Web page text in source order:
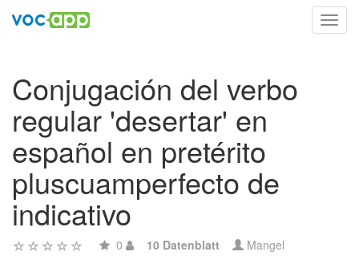
Conjugación del verbo
regular 'desertar' en
español en pretérito
pluscuamperfecto de
indicativo
0 10 Datenblatt Mangel